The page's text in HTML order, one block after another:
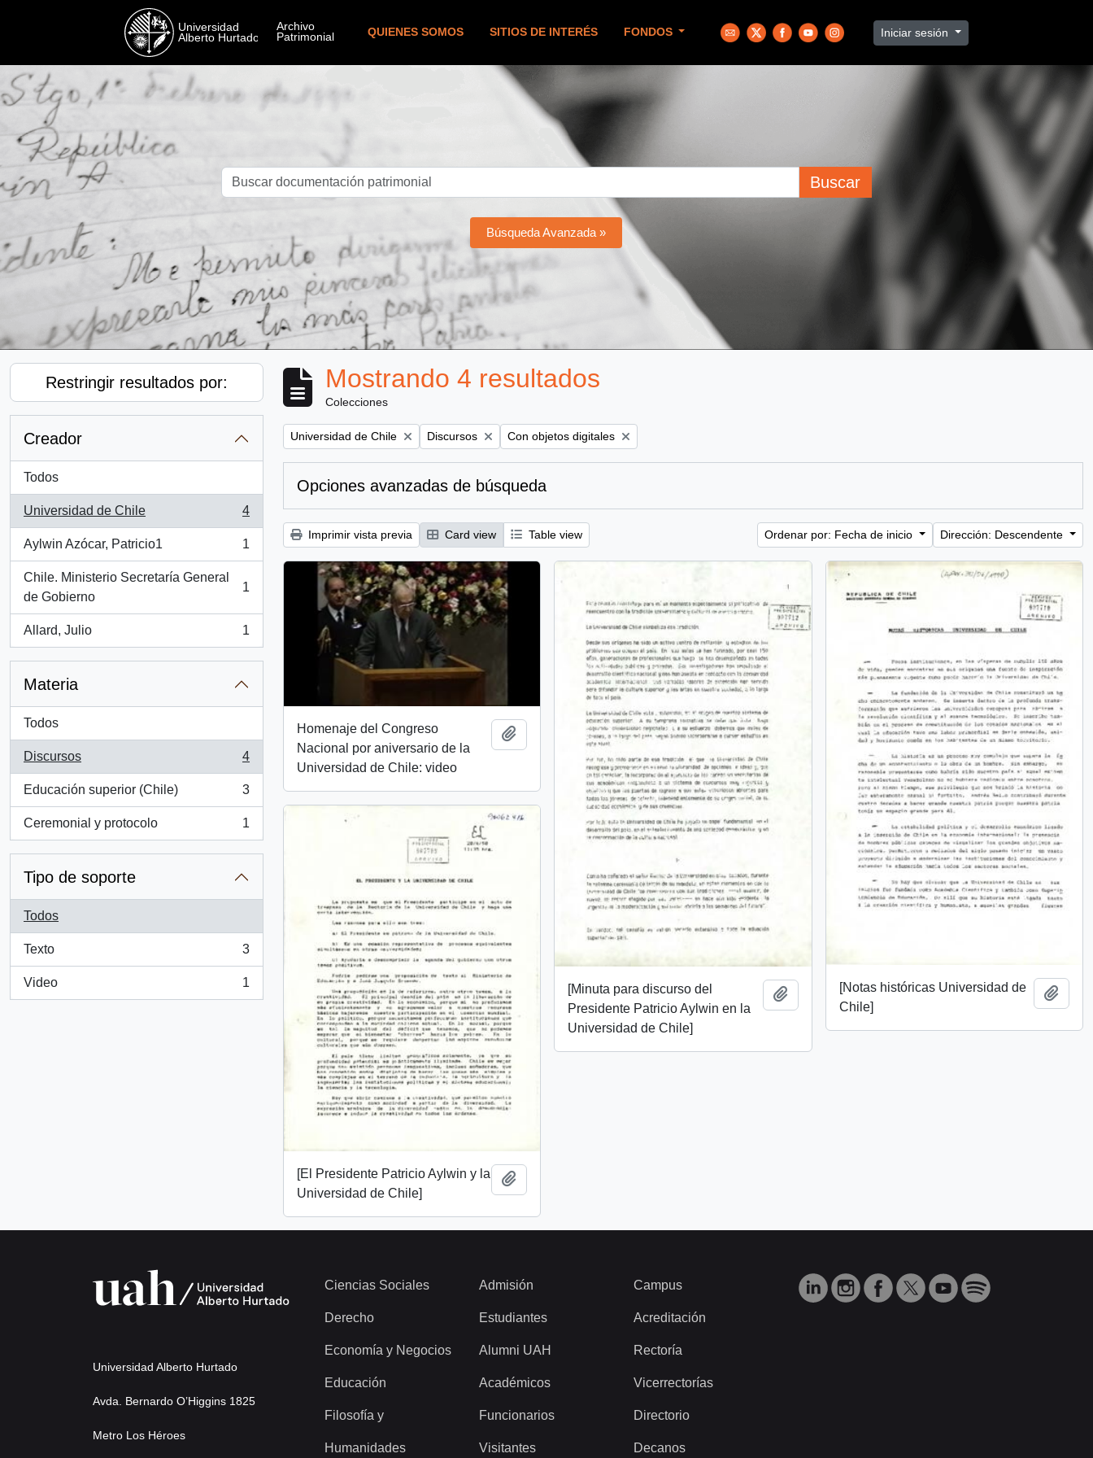
QUIENES SOMOS SITIOS DE INTERÉS FONDOS Iniciar sesión
Buscar
Búsqueda Avanzada »
Restringir resultados por:
Creador
Todos
Universidad de Chile
, 4 resultados
4
Aylwin Azócar, Patricio1
, 1 resultados
1
Chile. Ministerio Secretaría General
de Gobierno
, 1 resultados
1
Allard, Julio
, 1 resultados
1
Materia
Todos
Discursos
, 4 resultados
4
Educación superior (Chile)
, 3 resultados
3
Ceremonial y protocolo
, 1 resultados
1
Tipo de soporte
Todos
Texto
, 3 resultados
3
Video
, 1 resultados
1
Mostrando 4 resultados
Colecciones
Remove filter:
Universidad de Chile Remove filter:
Discursos Remove filter:
Con objetos digitales
Opciones avanzadas de búsqueda
Imprimir vista previa Card view Table view Ordenar por: Fecha de inicio Dirección: Descendente
Homenaje del Congreso
Nacional por aniversario de la
Universidad de Chile: video
Añadir al portapapeles
[Minuta para discurso del
Presidente Patricio Aylwin en la
Universidad de Chile]
Añadir al portapapeles
[Notas históricas Universidad de
Chile]
[El Presidente Patricio Aylwin y la
Universidad de Chile]
Universidad Alberto Hurtado
Avda. Bernardo O’Higgins 1825
Metro Los Héroes
Ciencias Sociales
Derecho
Economía y Negocios
Educación
Filosofía y
Humanidades
Admisión
Estudiantes
Alumni UAH
Académicos
Funcionarios
Visitantes
Campus
Acreditación
Rectoría
Vicerrectorías
Directorio
Decanos